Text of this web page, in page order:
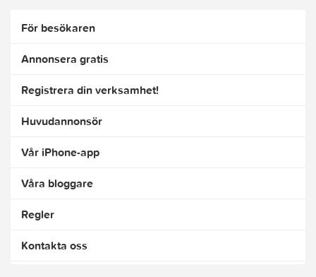
För besökaren
Annonsera gratis
Registrera din verksamhet!
Huvudannonsör
Vår iPhone-app
Våra bloggare
Regler
Kontakta oss